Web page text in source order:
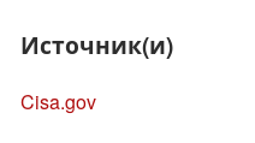
Источник(и)
Cisa.gov